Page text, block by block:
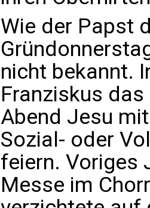
Wie der Papst
nicht bekannt.
Franziskus
Abend Jesu
Sozial- oder
feiern. Voriges
Messe im